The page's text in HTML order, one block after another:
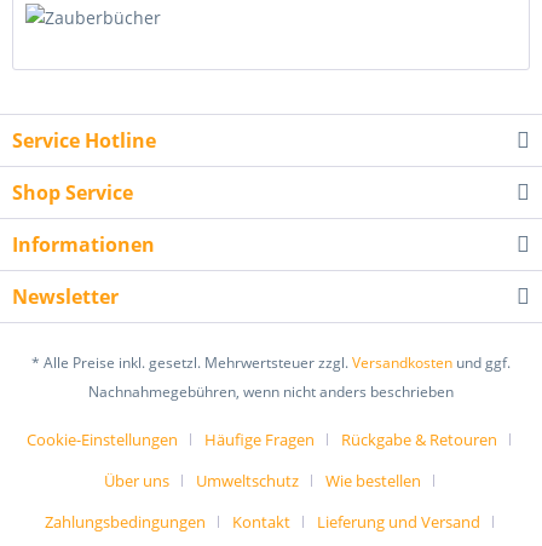
Service Hotline
Shop Service
Informationen
Newsletter
* Alle Preise inkl. gesetzl. Mehrwertsteuer zzgl.Versandkosten und ggf.
Nachnahmegebühren, wenn nicht anders beschrieben
Cookie-Einstellungen Häufige Fragen
Rückgabe & Retouren
Über uns
Umweltschutz
Wie bestellen
Zahlungsbedingungen
Kontakt Lieferung und Versand